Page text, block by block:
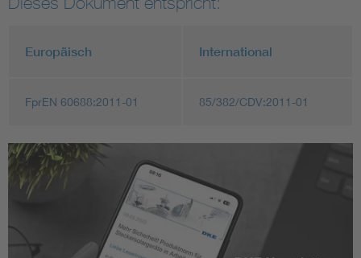
Europäisch International
FprEN 60688:2011-01 85/382/CDV:2011-01